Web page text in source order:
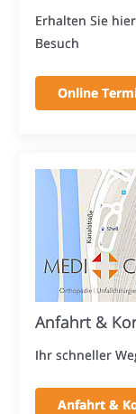
Erhalten Sie
Besuch
Online
Anfahrt &
Ihr schneller
Anfahrt &